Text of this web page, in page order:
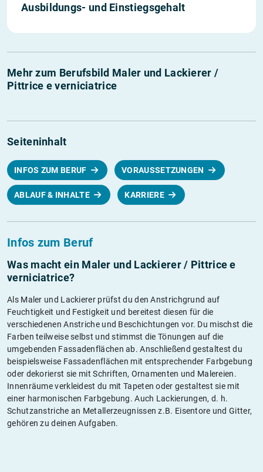
Ausbildungs- und Einstiegs­gehalt
Mehr zum Berufsbild Maler und Lackierer /
Pittrice e verniciatrice
Seiteninhalt
INFOS ZUM BERUF VORAUSSETZUNGEN
ABLAUF & INHALTE KARRIERE
Infos zum Beruf
Was macht ein Maler und Lackierer / Pittrice e
verniciatrice?
Als Maler und Lackierer prüfst du den Anstrichgrund auf
Feuchtigkeit und Festigkeit und bereitest diesen für die
verschiedenen Anstriche und Beschichtungen vor. Du mischst die
Farben teilweise selbst und stimmst die Tönungen auf die
umgebenden Fassadenflächen ab. Anschließend gestaltest du
beispielsweise Fassadenflächen mit entsprechender Farbgebung
oder dekorierst sie mit Schriften, Ornamenten und Malereien.
Innenräume verkleidest du mit Tapeten oder gestaltest sie mit
einer harmonischen Farbgebung. Auch Lackierungen, d. h.
Schutzanstriche an Metallerzeugnissen z.B. Eisentore und Gitter,
gehören zu deinen Aufgaben.